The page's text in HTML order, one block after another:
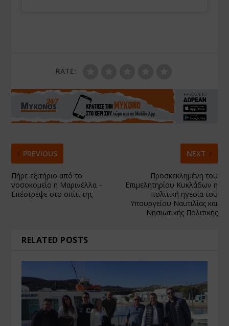
RATE:
PREVIOUS
Πήρε εξιτήριο από το
νοσοκομείο η Μαρινέλλα –
Επέστρεψε στο σπίτι της
NEXT
Προσκεκλημένη του
Επιμελητηρίου Κυκλάδων η
πολιτική ηγεσία του
Υπουργείου Ναυτιλίας και
Νησιωτικής Πολιτικής
RELATED POSTS